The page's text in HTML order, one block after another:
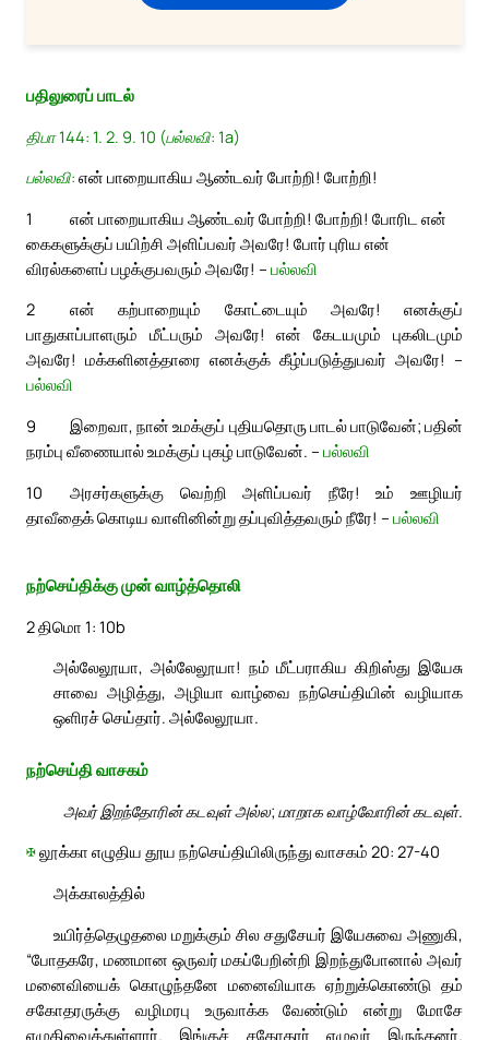
பதிலுரைப் பாடல்
திபா 144: 1. 2. 9. 10 (பல்லவி: 1a)
பல்லவி: என் பாறையாகிய ஆண்டவர் போற்றி! போற்றி!
1
என் பாறையாகிய ஆண்டவர் போற்றி! போற்றி! போரிட என்
கைகளுக்குப் பயிற்சி அளிப்பவர் அவரே! போர் புரிய என்
விரல்களைப் பழக்குபவரும் அவரே! – பல்லவி
2
என் கற்பாறையும் கோட்டையும் அவரே! எனக்குப்
பாதுகாப்பாளரும் மீட்பரும் அவரே! என் கேடயமும் புகலிடமும்
அவரே! மக்களினத்தாரை எனக்குக் கீழ்ப்படுத்துபவர் அவரே! –
பல்லவி
9
இறைவா, நான் உமக்குப் புதியதொரு பாடல் பாடுவேன்; பதின்
நரம்பு வீணையால் உமக்குப் புகழ் பாடுவேன். – பல்லவி
10
அரசர்களுக்கு வெற்றி அளிப்பவர் நீரே! உம் ஊழியர்
தாவீதைக் கொடிய வாளினின்று தப்புவித்தவரும் நீரே! – பல்லவி
நற்செய்திக்கு முன் வாழ்த்தொலி
2 திமொ 1: 10b
அல்லேலூயா, அல்லேலூயா! நம் மீட்பராகிய கிறிஸ்து இயேசு
சாவை அழித்து, அழியா வாழ்வை நற்செய்தியின் வழியாக
ஒளிரச் செய்தார். அல்லேலூயா.
நற்செய்தி வாசகம்
அவர் இறந்தோரின் கடவுள் அல்ல; மாறாக வாழ்வோரின் கடவுள்.
✠லூக்கா எழுதிய தூய நற்செய்தியிலிருந்து வாசகம் 20: 27-40
அக்காலத்தில்
உயிர்த்தெழுதலை மறுக்கும் சில சதுசேயர் இயேசுவை அணுகி,
“போதகரே, மணமான ஒருவர் மகப்பேறின்றி இறந்துபோனால் அவர்
மனைவியைக் கொழுந்தனே மனைவியாக ஏற்றுக்கொண்டு தம்
சகோதரருக்கு வழிமரபு உருவாக்க வேண்டும் என்று மோசே
எழுதிவைத்துள்ளார். இங்குச் சகோதரர் எழுவர் இருந்தனர்.